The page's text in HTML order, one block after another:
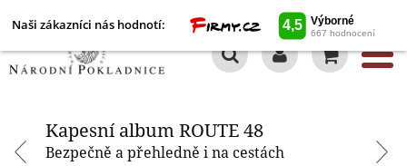
Naši zákazníci nás hodnotí:
Kapesní album ROUTE 48
Bezpečně a přehledně i na cestách
Kapesní album ROUTE 48